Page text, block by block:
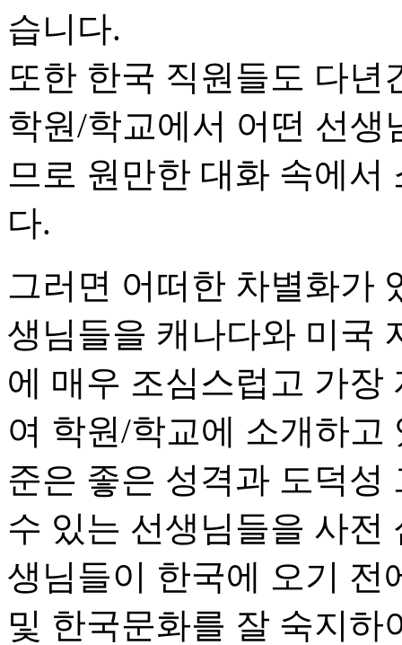
습니다.
또한 한국 직원들도 다년
학원/학교에서 어떤 선
므로 원만한 대화 속에서
다.
그러면 어떠한 차별화가
생님들을 캐나다와 미국
에 매우 조심스럽고 가장
여 학원/학교에 소개하고
준은 좋은 성격과 도덕성
수 있는 선생님들을 사전
생님들이 한국에 오기 전
및 한국문화를 잘 숙지하